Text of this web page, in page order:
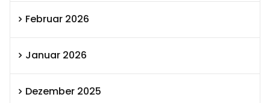
Februar 2026
Januar 2026
Dezember 2025